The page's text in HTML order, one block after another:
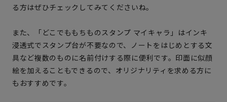
る方はぜひチェックしてみてくださいね。
また、「どこでももちものスタンプ マイキャラ」はインキ
浸透式でスタンプ台が不要なので、ノートをはじめとする文
具など複数のものに名前付けする際に便利です。印面に似顔
絵を加えることもできるので、オリジナリティを求める方に
もおすすめです。